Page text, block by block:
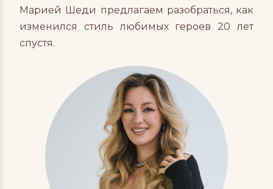
Марией Шеди предлагаем разобраться, как
изменился стиль любимых героев 20 лет
спустя.